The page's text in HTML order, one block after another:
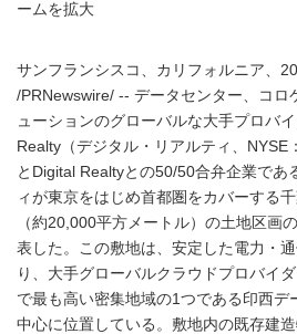
ームを拡大
サンフランシスコ、カリフォルニア、
/PRNewswire/ -- データセンター、コロ
ューションのグローバルな大手プロバ
Realty（デジタル・リアルティ、NYSE
とDigital Realtyとの50/50合弁企業であ
ィが東京をはじめ首都圏をカバーする
（約20,000平方メートル）の土地区画
表した。この敷地は、安定した電力・
り、大手グローバルクラウドプロバイ
で最も高い密集地域の1つである印西デ
中心に位置している。敷地内の既存建